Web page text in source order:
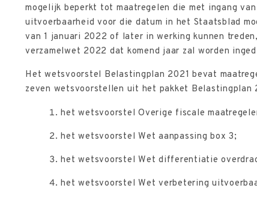
mogelijk beperkt tot maatregelen die met ingang
uitvoerbaarheid voor die datum in het Staatsblad
van 1 januari 2022 of later in werking kunnen
verzamelwet 2022 dat komend jaar zal worden
Het wetsvoorstel Belastingplan 2021 bevat
zeven wetsvoorstellen uit het pakket Belastingplan
het wetsvoorstel Overige fiscale
het wetsvoorstel Wet aanpassing box 3;
het wetsvoorstel Wet differentiatie
het wetsvoorstel Wet verbetering